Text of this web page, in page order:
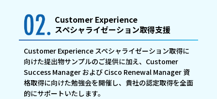
Customer Experience
スペシャライゼーション取得支援
Customer Experience スペシャライゼーション取得に
向けた提出物サンプルのご提供に加え、Customer
Success Manager および Cisco Renewal Manager 資
格取得に向けた勉強会を開催し、貴社の認定取得を全面
的にサポートいたします。